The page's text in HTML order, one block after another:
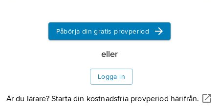
Påbörja din gratis provperiod
eller
Logga in
Är du lärare? Starta din kostnadsfria provperiod härifrån.